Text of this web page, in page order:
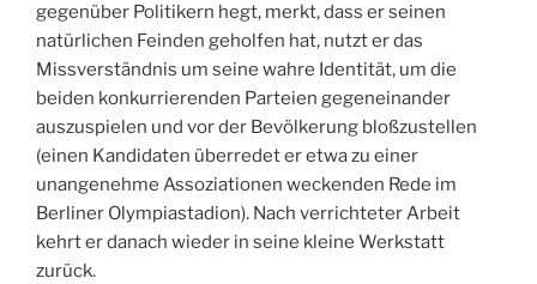
gegenüber Politikern hegt, merkt, dass er seinen
natürlichen Feinden geholfen hat, nutzt er das
Missverständnis um seine wahre Identität, um die
beiden konkurrierenden Parteien gegeneinander
auszuspielen und vor der Bevölkerung bloßzustellen
(einen Kandidaten überredet er etwa zu einer
unangenehme Assoziationen weckenden Rede im
Berliner Olympiastadion). Nach verrichteter Arbeit
kehrt er danach wieder in seine kleine Werkstatt
zurück.